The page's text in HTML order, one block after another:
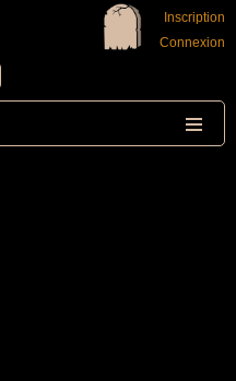
Inscription
Connexion